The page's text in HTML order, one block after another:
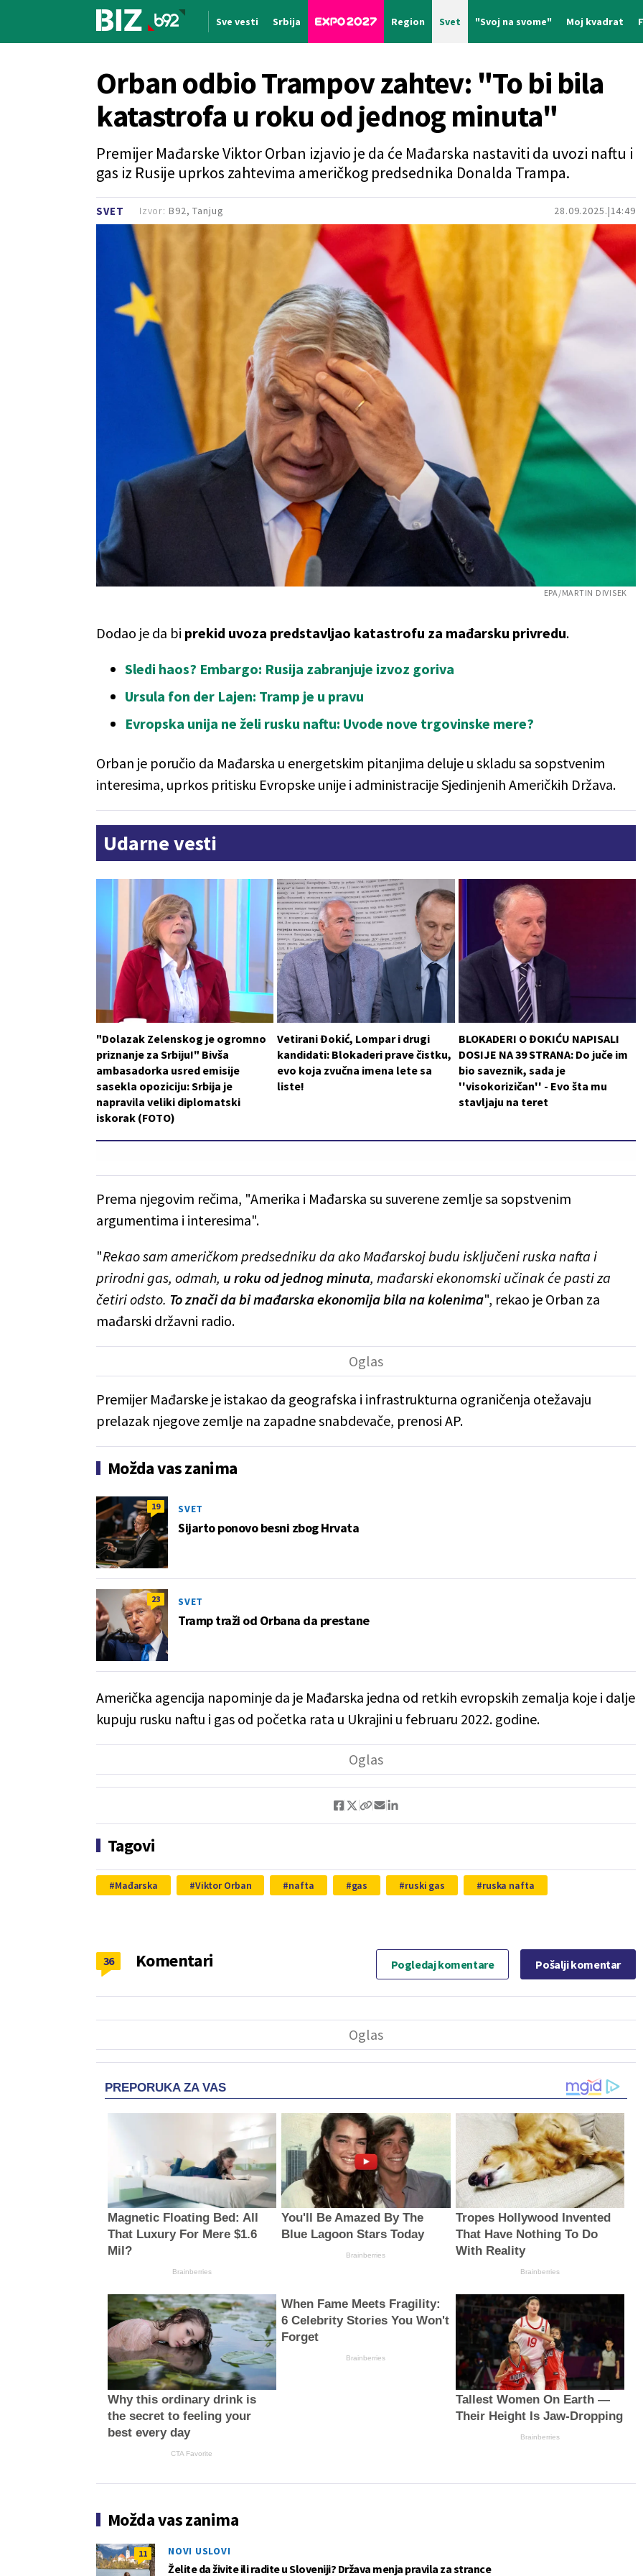
Sve vesti Srbija Region Svet "Svoj na svome" Moj kvadrat
SVET 28.09.2025. 14:49
Orban odbio Trampov zahtev: "To bi bila
katastrofa u roku od jednog minuta"
Premijer Mađarske Viktor Orban izjavio je da će Mađarska nastaviti da uvozi naftu i
gas iz Rusije uprkos zahtevima američkog predsednika Donalda Trampa.
Izvor: B92, Tanjug
EPA/MARTIN DIVISEK
Dodao je da bi prekid uvoza predstavljao katastrofu za mađarsku privredu.
Sledi haos? Embargo: Rusija zabranjuje izvoz goriva
Ursula fon der Lajen: Tramp je u pravu
Evropska unija ne želi rusku naftu: Uvode nove trgovinske mere?
Orban je poručio da Mađarska u energetskim pitanjima deluje u skladu sa sopstvenim
interesima, uprkos pritisku Evropske unije i administracije Sjedinjenih Američkih Država.
Udarne vesti
"Dolazak Zelenskog je ogromno
priznanje za Srbiju!" Bivša
ambasadorka usred emisije
sasekla opoziciju: Srbija je
napravila veliki diplomatski
iskorak (FOTO)
Vetirani Đokić, Lompar i drugi
kandidati: Blokaderi prave čistku,
evo koja zvučna imena lete sa
liste!
BLOKADERI O ĐOKIĆU NAPISALI
DOSIJE NA 39 STRANA: Do juče im
bio saveznik, sada je
''visokorizičan'' - Evo šta mu
stavljaju na teret
Prema njegovim rečima, "Amerika i Mađarska su suverene zemlje sa sopstvenim
argumentima i interesima".
"Rekao sam američkom predsedniku da ako Mađarskoj budu isključeni ruska nafta i
prirodni gas, odmah, u roku od jednog minuta, mađarski ekonomski učinak će pasti za
četiri odsto. To znači da bi mađarska ekonomija bila na kolenima", rekao je Orban za
mađarski državni radio.
Premijer Mađarske je istakao da geografska i infrastrukturna ograničenja otežavaju
prelazak njegove zemlje na zapadne snabdevače, prenosi AP.
Možda vas zanima
19 SVET
Sijarto ponovo besni zbog Hrvata
23 SVET
Tramp traži od Orbana da prestane
Američka agencija napominje da je Mađarska jedna od retkih evropskih zemalja koje i dalje
kupuju rusku naftu i gas od početka rata u Ukrajini u februaru 2022. godine.
Tagovi
Mađarska Viktor Orban nafta gas ruski gas ruska nafta
Komentari
36 Pogledaj komentare Pošalji komentar
PREPORUKA ZA VAS
Magnetic Floating Bed: All
That Luxury For Mere $1.6
Mil?
Brainberries
You'll Be Amazed By The
Blue Lagoon Stars Today
Brainberries
Tropes Hollywood Invented
That Have Nothing To Do
With Reality
Brainberries
Why this ordinary drink is
the secret to feeling your
best every day
CTA Favorite
When Fame Meets Fragility:
6 Celebrity Stories You Won't
Forget
Brainberries
Tallest Women On Earth —
Their Height Is Jaw-Dropping
Brainberries
Možda vas zanima
11 NOVI USLOVI
Želite da živite ili radite u Sloveniji? Država menja pravila za strance